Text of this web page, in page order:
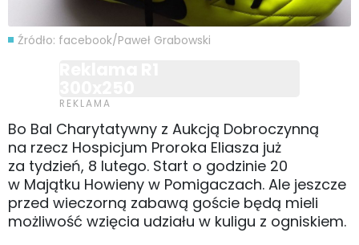
Źródło: facebook/Paweł Grabowski
Bo Bal Charytatywny z Aukcją Dobroczynną
na rzecz Hospicjum Proroka Eliasza już
za tydzień, 8 lutego. Start o godzinie 20
w Majątku Howieny w Pomigaczach. Ale jeszcze
przed wieczorną zabawą goście będą mieli
możliwość wzięcia udziału w kuligu z ogniskiem.